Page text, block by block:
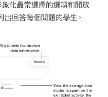
象化最常選擇的選項和開放
出回答每個問題的學生。